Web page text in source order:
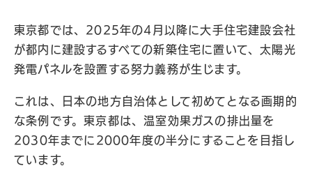
東京都では、2025年の4月以降に大手住宅建設会社
が都内に建設するすべての新築住宅に置いて、太陽光
発電パネルを設置する努力義務が生じます。
これは、日本の地方自治体として初めてとなる画期的
な条例です。東京都は、温室効果ガスの排出量を
2030年までに2000年度の半分にすることを目指し
ています。